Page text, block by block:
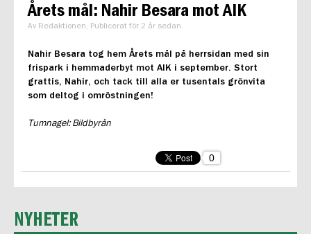
Årets mål: Nahir Besara mot AIK
Av Redaktionen, Publicerat för 2 år sedan.
Nahir Besara tog hem Årets mål på herrsidan med sin
frispark i hemmaderbyt mot AIK i september. Stort
grattis, Nahir, och tack till alla er tusentals grönvita
som deltog i omröstningen!
Tumnagel: Bildbyrån
0
NYHETER